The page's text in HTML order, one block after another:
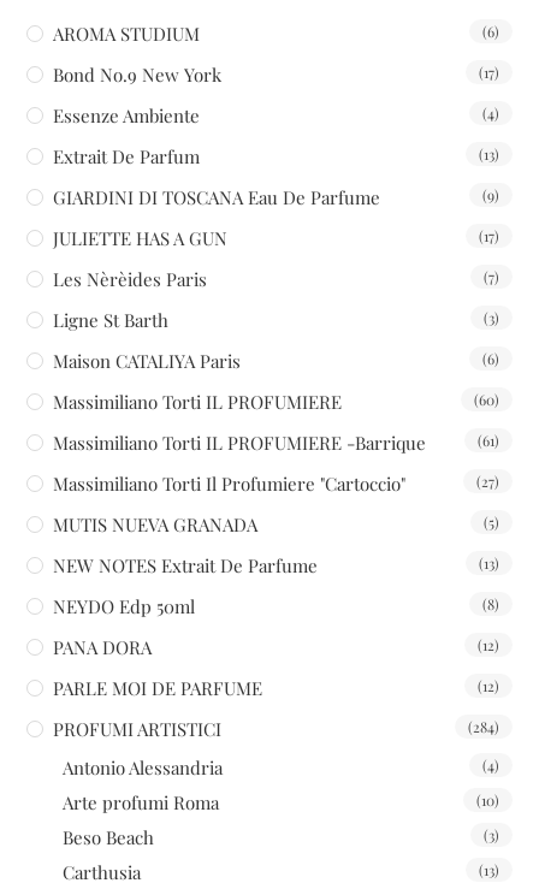
AROMA STUDIUM (6)
Bond No.9 New York (17)
Essenze Ambiente (4)
Extrait De Parfum (13)
GIARDINI DI TOSCANA Eau De Parfume (9)
JULIETTE HAS A GUN (17)
Les Nèrèides Paris (7)
Ligne St Barth (3)
Maison CATALIYA Paris (6)
Massimiliano Torti IL PROFUMIERE (60)
Massimiliano Torti IL PROFUMIERE -Barrique (61)
Massimiliano Torti Il Profumiere "Cartoccio" (27)
MUTIS NUEVA GRANADA (5)
NEW NOTES Extrait De Parfume (13)
NEYDO Edp 50ml (8)
PANA DORA (12)
PARLE MOI DE PARFUME (12)
PROFUMI ARTISTICI (284)
Antonio Alessandria (4)
Arte profumi Roma (10)
Beso Beach (3)
Carthusia (13)